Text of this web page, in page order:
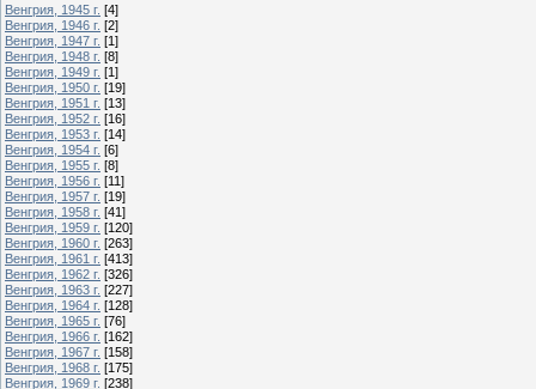
Венгрия, 1945 г. [4]
Венгрия, 1946 г. [2]
Венгрия, 1947 г. [1]
Венгрия, 1948 г. [8]
Венгрия, 1949 г. [1]
Венгрия, 1950 г. [19]
Венгрия, 1951 г. [13]
Венгрия, 1952 г. [16]
Венгрия, 1953 г. [14]
Венгрия, 1954 г. [6]
Венгрия, 1955 г. [8]
Венгрия, 1956 г. [11]
Венгрия, 1957 г. [19]
Венгрия, 1958 г. [41]
Венгрия, 1959 г. [120]
Венгрия, 1960 г. [263]
Венгрия, 1961 г. [413]
Венгрия, 1962 г. [326]
Венгрия, 1963 г. [227]
Венгрия, 1964 г. [128]
Венгрия, 1965 г. [76]
Венгрия, 1966 г. [162]
Венгрия, 1967 г. [158]
Венгрия, 1968 г. [175]
Венгрия, 1969 г. [238]